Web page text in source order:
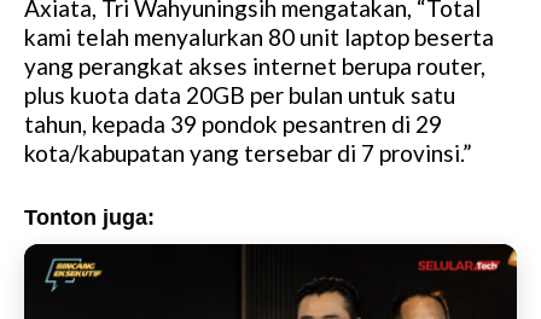
Axiata, Tri Wahyuningsih mengatakan, “Total
kami telah menyalurkan 80 unit laptop beserta
yang perangkat akses internet berupa router,
plus kuota data 20GB per bulan untuk satu
tahun, kepada 39 pondok pesantren di 29
kota/kabupatan yang tersebar di 7 provinsi.”
Tonton juga: